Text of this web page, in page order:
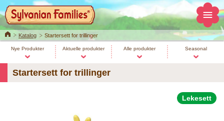
HomeKatalog Startersett for trillinger
Nye Produkter Aktuelle produkter Alle produkter Seasonal
Startersett for trillinger
Lekesett